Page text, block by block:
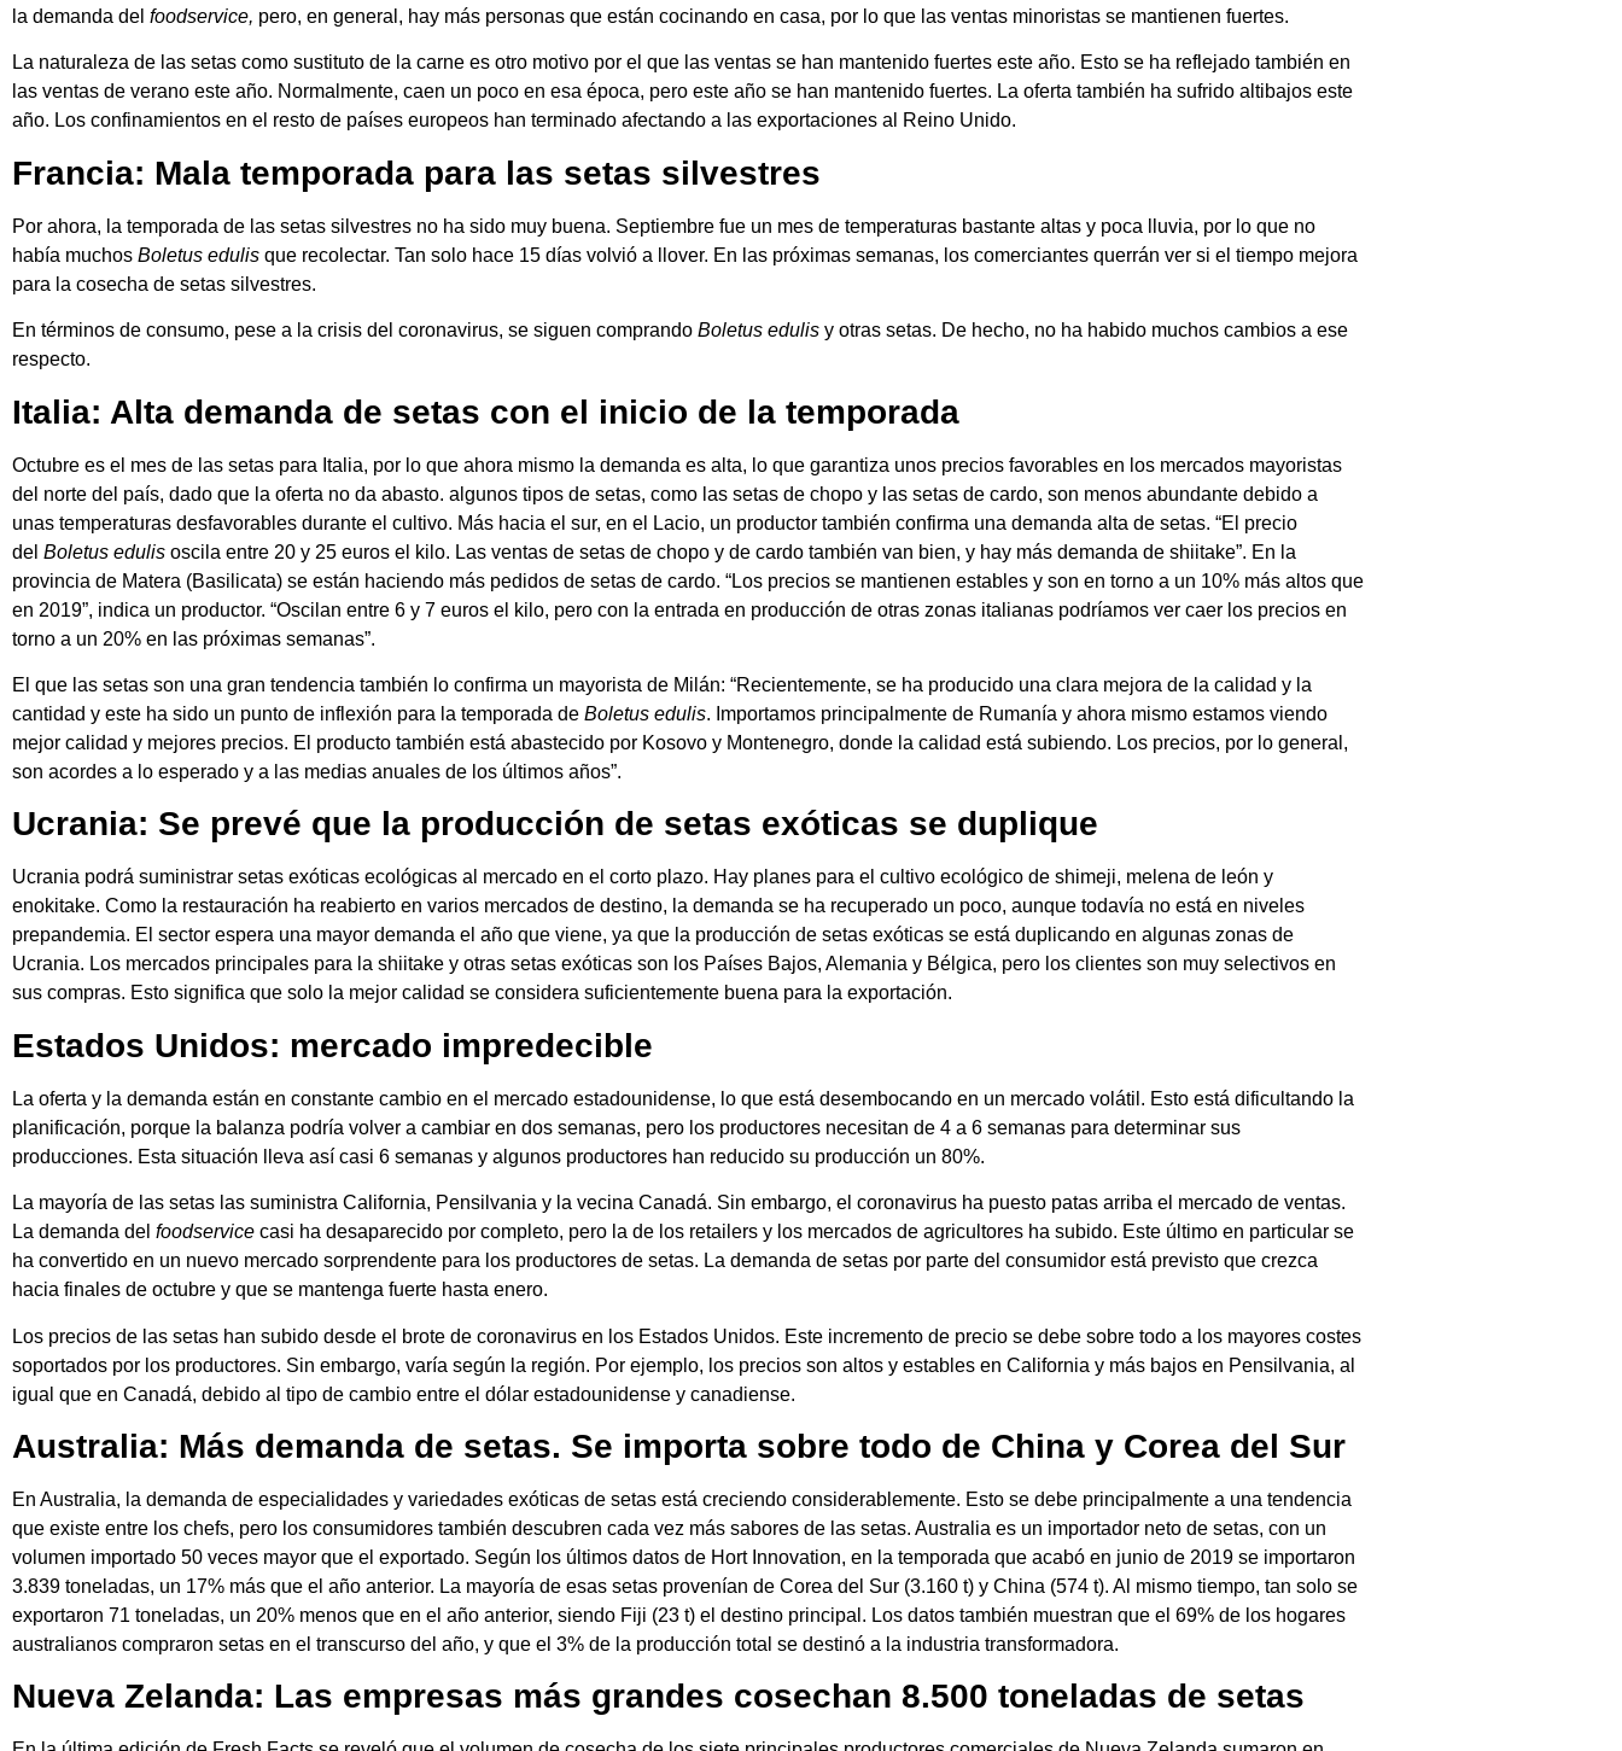
la demanda del foodservice, pero, en general, hay más personas que están cocinando en casa, por lo que las ventas minoristas se mantienen fuertes.
La naturaleza de las setas como sustituto de la carne es otro motivo por el que las ventas se han mantenido fuertes este año. Esto se ha reflejado también en
las ventas de verano este año. Normalmente, caen un poco en esa época, pero este año se han mantenido fuertes. La oferta también ha sufrido altibajos este
año. Los confinamientos en el resto de países europeos han terminado afectando a las exportaciones al Reino Unido.
Francia: Mala temporada para las setas silvestres
Por ahora, la temporada de las setas silvestres no ha sido muy buena. Septiembre fue un mes de temperaturas bastante altas y poca lluvia, por lo que no
había muchos Boletus edulis que recolectar. Tan solo hace 15 días volvió a llover. En las próximas semanas, los comerciantes querrán ver si el tiempo mejora
para la cosecha de setas silvestres.
En términos de consumo, pese a la crisis del coronavirus, se siguen comprando Boletus edulis y otras setas. De hecho, no ha habido muchos cambios a ese
respecto.
Italia: Alta demanda de setas con el inicio de la temporada
Octubre es el mes de las setas para Italia, por lo que ahora mismo la demanda es alta, lo que garantiza unos precios favorables en los mercados mayoristas
del norte del país, dado que la oferta no da abasto. algunos tipos de setas, como las setas de chopo y las setas de cardo, son menos abundante debido a
unas temperaturas desfavorables durante el cultivo. Más hacia el sur, en el Lacio, un productor también confirma una demanda alta de setas. “El precio
del Boletus edulis oscila entre 20 y 25 euros el kilo. Las ventas de setas de chopo y de cardo también van bien, y hay más demanda de shiitake”. En la
provincia de Matera (Basilicata) se están haciendo más pedidos de setas de cardo. “Los precios se mantienen estables y son en torno a un 10% más altos que
en 2019”, indica un productor. “Oscilan entre 6 y 7 euros el kilo, pero con la entrada en producción de otras zonas italianas podríamos ver caer los precios en
torno a un 20% en las próximas semanas”.
El que las setas son una gran tendencia también lo confirma un mayorista de Milán: “Recientemente, se ha producido una clara mejora de la calidad y la
cantidad y este ha sido un punto de inflexión para la temporada de Boletus edulis. Importamos principalmente de Rumanía y ahora mismo estamos viendo
mejor calidad y mejores precios. El producto también está abastecido por Kosovo y Montenegro, donde la calidad está subiendo. Los precios, por lo general,
son acordes a lo esperado y a las medias anuales de los últimos años”.
Ucrania: Se prevé que la producción de setas exóticas se duplique
Ucrania podrá suministrar setas exóticas ecológicas al mercado en el corto plazo. Hay planes para el cultivo ecológico de shimeji, melena de león y
enokitake. Como la restauración ha reabierto en varios mercados de destino, la demanda se ha recuperado un poco, aunque todavía no está en niveles
prepandemia. El sector espera una mayor demanda el año que viene, ya que la producción de setas exóticas se está duplicando en algunas zonas de
Ucrania. Los mercados principales para la shiitake y otras setas exóticas son los Países Bajos, Alemania y Bélgica, pero los clientes son muy selectivos en
sus compras. Esto significa que solo la mejor calidad se considera suficientemente buena para la exportación.
Estados Unidos: mercado impredecible
La oferta y la demanda están en constante cambio en el mercado estadounidense, lo que está desembocando en un mercado volátil. Esto está dificultando la
planificación, porque la balanza podría volver a cambiar en dos semanas, pero los productores necesitan de 4 a 6 semanas para determinar sus
producciones. Esta situación lleva así casi 6 semanas y algunos productores han reducido su producción un 80%.
La mayoría de las setas las suministra California, Pensilvania y la vecina Canadá. Sin embargo, el coronavirus ha puesto patas arriba el mercado de ventas.
La demanda del foodservice casi ha desaparecido por completo, pero la de los retailers y los mercados de agricultores ha subido. Este último en particular se
ha convertido en un nuevo mercado sorprendente para los productores de setas. La demanda de setas por parte del consumidor está previsto que crezca
hacia finales de octubre y que se mantenga fuerte hasta enero.
Los precios de las setas han subido desde el brote de coronavirus en los Estados Unidos. Este incremento de precio se debe sobre todo a los mayores costes
soportados por los productores. Sin embargo, varía según la región. Por ejemplo, los precios son altos y estables en California y más bajos en Pensilvania, al
igual que en Canadá, debido al tipo de cambio entre el dólar estadounidense y canadiense.
Australia: Más demanda de setas. Se importa sobre todo de China y Corea del Sur
En Australia, la demanda de especialidades y variedades exóticas de setas está creciendo considerablemente. Esto se debe principalmente a una tendencia
que existe entre los chefs, pero los consumidores también descubren cada vez más sabores de las setas. Australia es un importador neto de setas, con un
volumen importado 50 veces mayor que el exportado. Según los últimos datos de Hort Innovation, en la temporada que acabó en junio de 2019 se importaron
3.839 toneladas, un 17% más que el año anterior. La mayoría de esas setas provenían de Corea del Sur (3.160 t) y China (574 t). Al mismo tiempo, tan solo se
exportaron 71 toneladas, un 20% menos que en el año anterior, siendo Fiji (23 t) el destino principal. Los datos también muestran que el 69% de los hogares
australianos compraron setas en el transcurso del año, y que el 3% de la producción total se destinó a la industria transformadora.
Nueva Zelanda: Las empresas más grandes cosechan 8.500 toneladas de setas